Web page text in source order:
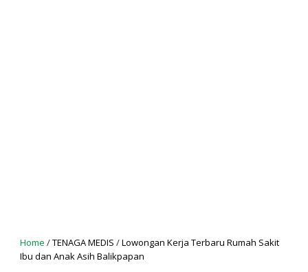
Home /TENAGA MEDIS /Lowongan Kerja Terbaru Rumah Sakit
Ibu dan Anak Asih Balikpapan